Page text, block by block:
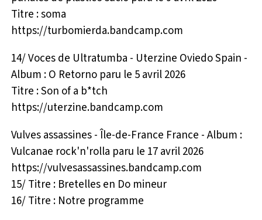
Titre : soma
https://turbomierda.bandcamp.com
14/ Voces de Ultratumba - Uterzine Oviedo Spain -
Album : O Retorno paru le 5 avril 2026
Titre : Son of a b*tch
https://uterzine.bandcamp.com
Vulves assassines - Île-de-France France - Album :
Vulcanae rock'n'rolla paru le 17 avril 2026
https://vulvesassassines.bandcamp.com
15/ Titre : Bretelles en Do mineur
16/ Titre : Notre programme